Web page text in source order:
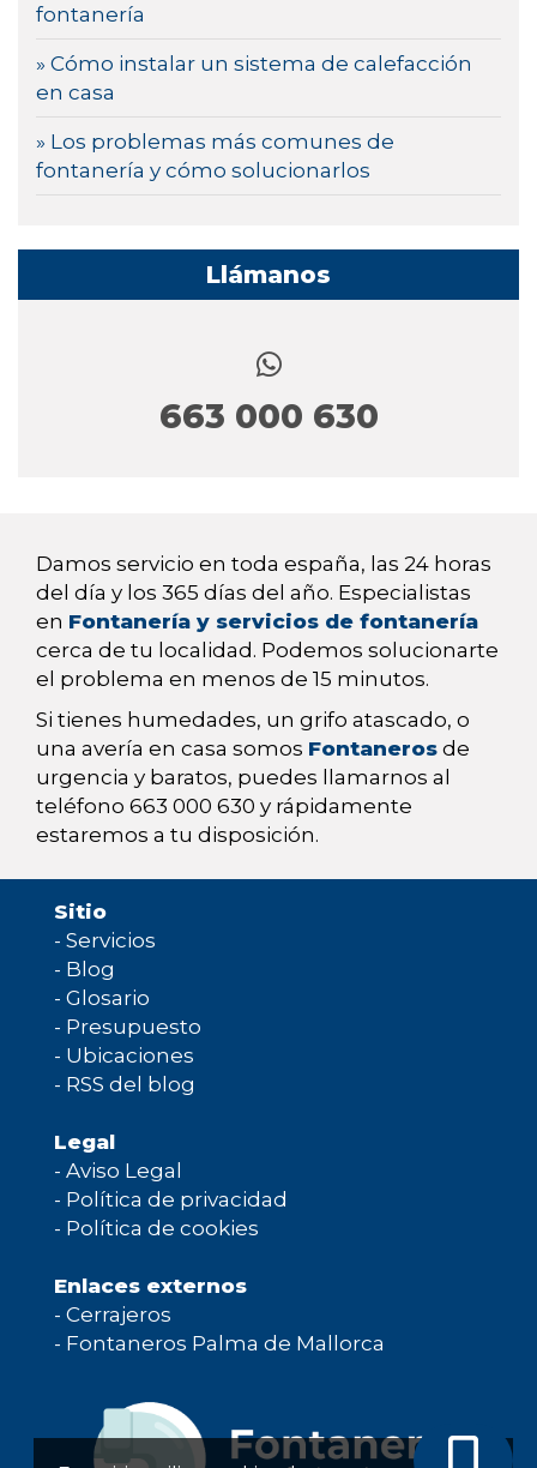
fontanería
» Cómo instalar un sistema de calefacción
en casa
» Los problemas más comunes de
fontanería y cómo solucionarlos
Llámanos
663 000 630
Damos servicio en toda españa, las 24 horas
del día y los 365 días del año. Especialistas
en Fontanería y servicios de fontanería
cerca de tu localidad. Podemos solucionarte
el problema en menos de 15 minutos.
Si tienes humedades, un grifo atascado, o
una avería en casa somos Fontaneros de
urgencia y baratos, puedes llamarnos al
teléfono 663 000 630 y rápidamente
estaremos a tu disposición.
Sitio
- Servicios
- Blog
- Glosario
- Presupuesto
- Ubicaciones
- RSS del blog
Legal
- Aviso Legal
- Política de privacidad
- Política de cookies
Enlaces externos
- Cerrajeros
- Fontaneros Palma de Mallorca